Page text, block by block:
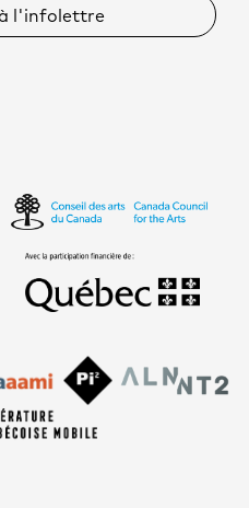
l'infolettre